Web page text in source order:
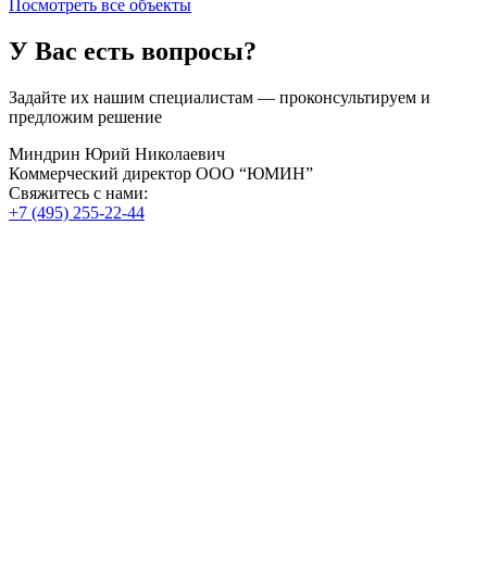
Посмотреть все объекты
У Вас есть вопросы?
Задайте их нашим специалистам — проконсультируем и
предложим решение
Миндрин Юрий Николаевич
Коммерческий директор ООО “ЮМИН”
Свяжитесь с нами:
+7 (495) 255-22-44